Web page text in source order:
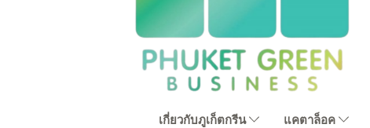
เกี่ยวกับภูเก็ตกรีน แคตาล็อค